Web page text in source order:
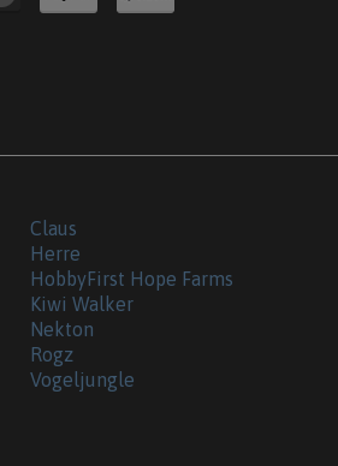
Claus
Herre
HobbyFirst Hope Farms
Kiwi Walker
Nekton
Rogz
Vogeljungle